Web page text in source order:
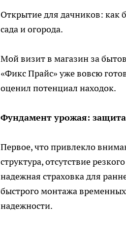
Открытие для дачников: как
сада и огорода.
Мой визит в магазин за
«Фикс Прайс» уже вовсю
оценил потенциал находок.
Фундамент урожая:
Первое, что привлекло
структура, отсутствие
надежная страховка для
быстрого монтажа
надежности.